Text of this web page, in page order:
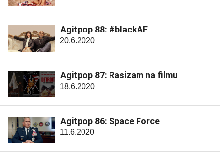
Agitpop 88: #blackAF
20.6.2020
Agitpop 87: Rasizam na filmu
18.6.2020
Agitpop 86: Space Force
11.6.2020